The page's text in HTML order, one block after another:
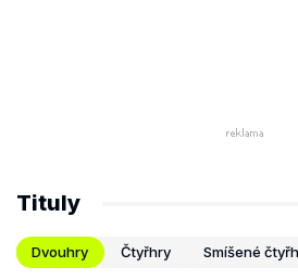
Tituly
Dvouhry Čtyřhry Smíšené